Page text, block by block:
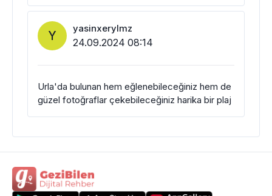
Y yasinxerylmz
24.09.2024 08:14
Urla'da bulunan hem eğlenebileceğiniz hem de
güzel fotoğraflar çekebileceğiniz harika bir plaj